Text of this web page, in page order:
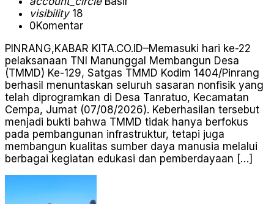
visibility18
0Komentar
PINRANG,KABAR KITA.CO.ID–Memasuki hari ke-22
pelaksanaan TNI Manunggal Membangun Desa
(TMMD) Ke-129, Satgas TMMD Kodim 1404/Pinrang
berhasil menuntaskan seluruh sasaran nonfisik yang
telah diprogramkan di Desa Tanratuo, Kecamatan
Cempa, Jumat (07/08/2026). Keberhasilan tersebut
menjadi bukti bahwa TMMD tidak hanya berfokus
pada pembangunan infrastruktur, tetapi juga
membangun kualitas sumber daya manusia melalui
berbagai kegiatan edukasi dan pemberdayaan […]